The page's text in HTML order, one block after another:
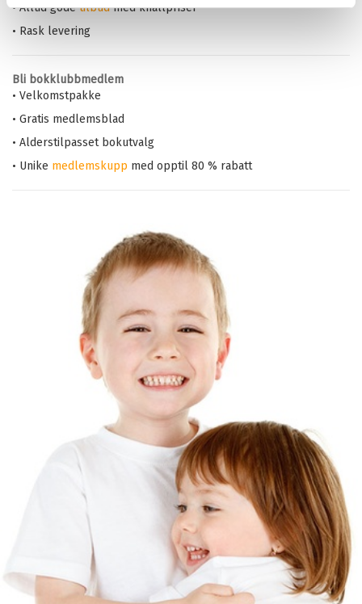
• Alltid godetilbudmed knallpriser
• Rask levering
Bli bokklubbmedlem
• Velkomstpakke
• Gratis medlemsblad
• Alderstilpasset bokutvalg
• Unike medlemskupp med opptil 80 % rabatt